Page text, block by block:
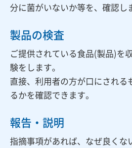
分に菌がいないか等を、確認し
製品の検査
ご提供されている食品(製品)を
験をします。
直接、利用者の方が口にされる
るかを確認できます。
報告・説明
指摘事項があれば、なぜ良くな